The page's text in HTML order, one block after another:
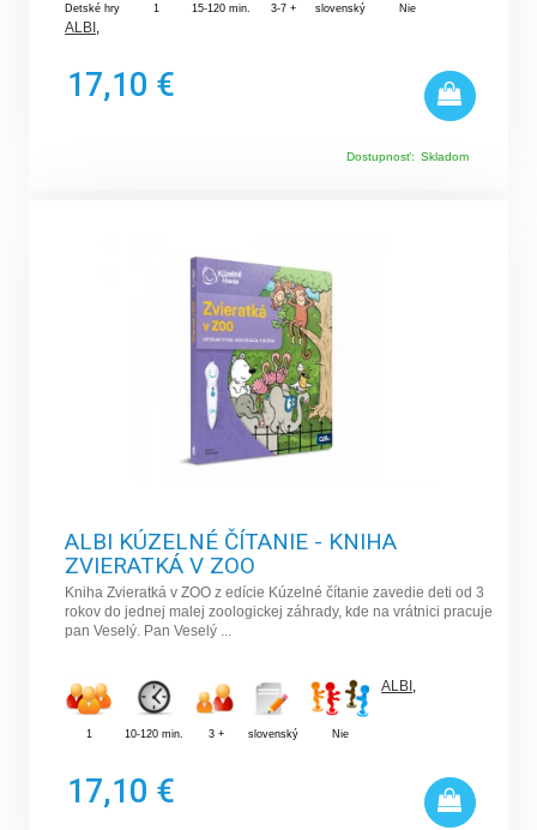
Detské hry 1 15-120 min. 3-7 + slovenský Nie
ALBI
17,10 €
Dostupnosť: Skladom
ALBI KÚZELNÉ ČÍTANIE - KNIHA
ZVIERATKÁ V ZOO
Kniha Zvieratká v ZOO z edície Kúzelné čítanie zavedie deti od 3
rokov do jednej malej zoologickej záhrady, kde na vrátnici pracuje
pan Veselý. Pan Veselý ...
1 10-120 min. 3 + slovenský Nie
ALBI,
17,10 €